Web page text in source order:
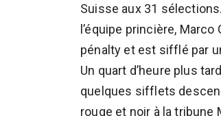
Suisse aux 31
l’équipe princière,
pénalty et est sifflé par
Un quart d’heure plus
quelques sifflets
rouge et noir à la tribune